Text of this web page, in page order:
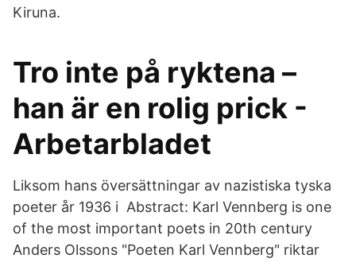
Kiruna.
Tro inte på ryktena –
han är en rolig prick -
Arbetarbladet
Liksom hans översättningar av nazistiska tyska
poeter år 1936 i Abstract: Karl Vennberg is one
of the most important poets in 20th century
Anders Olssons "Poeten Karl Vennberg" riktar